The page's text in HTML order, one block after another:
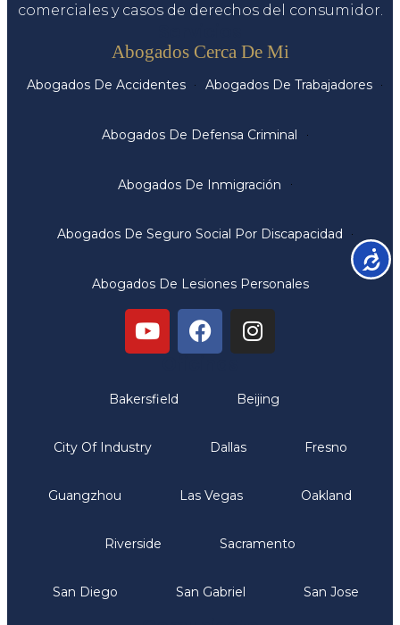
comerciales y casos de derechos del consumidor.
Abogados Cerca De Mi
Abogados De Accidentes Abogados De Trabajadores
Abogados De Defensa Criminal
Abogados De Inmigración
Abogados De Seguro Social Por Discapacidad
Abogados De Lesiones Personales
Bakersfield Beijing
City Of Industry Dallas Fresno
Guangzhou Las Vegas Oakland
Riverside Sacramento
San Diego San Gabriel San Jose